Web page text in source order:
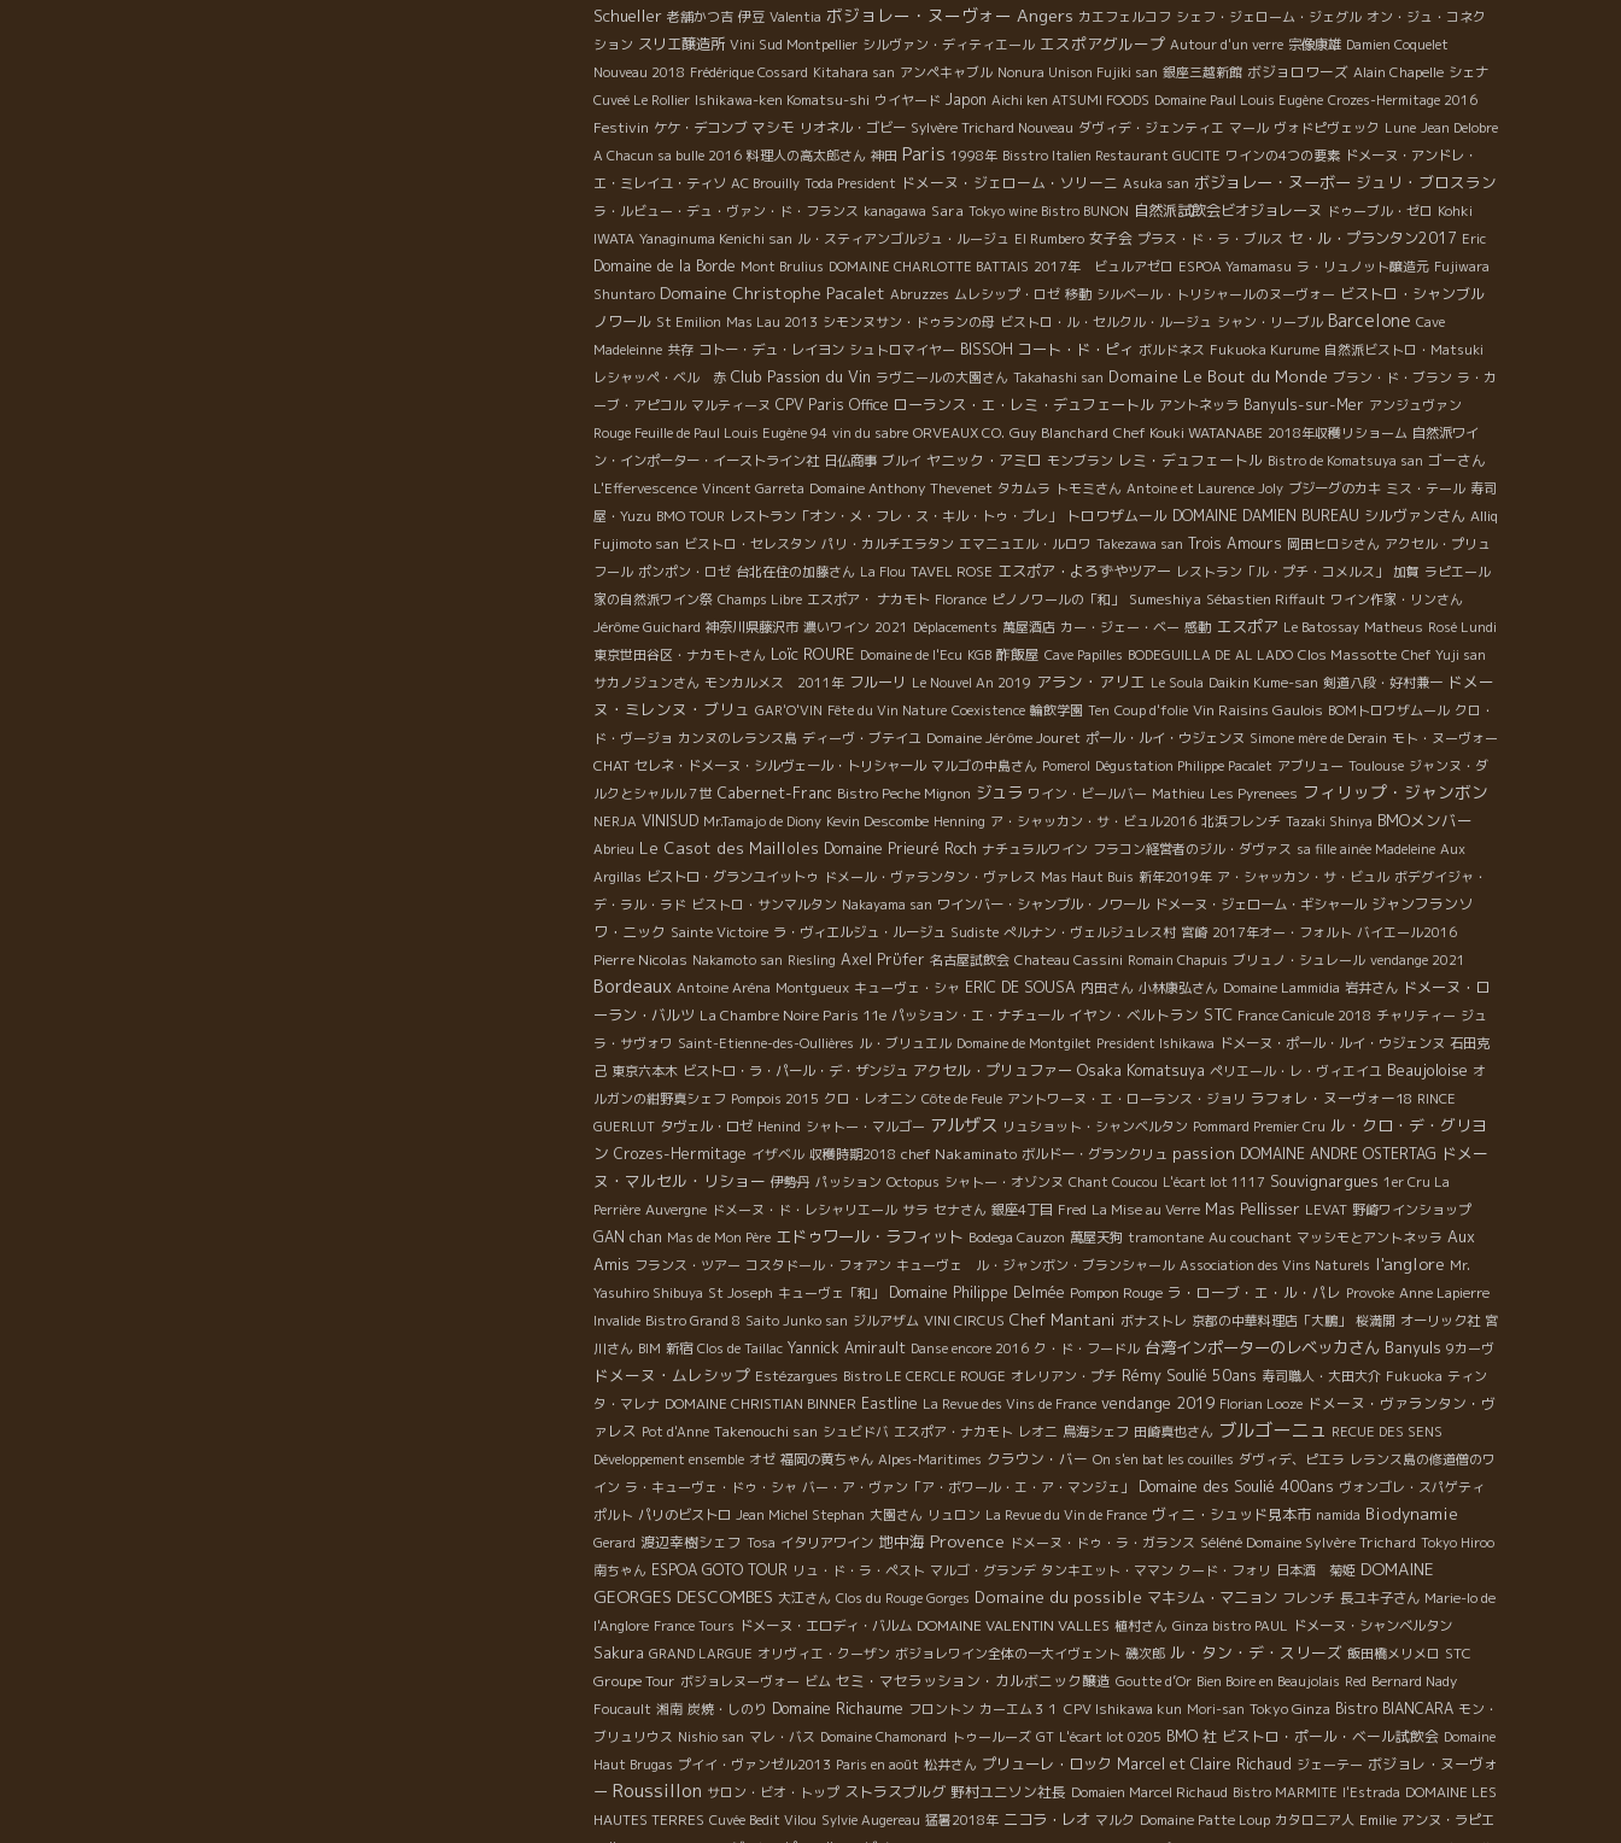
Schueller 老舗かつ吉 伊豆 Valentia ボジョレー・ヌーヴォー Angers カエフェルコフ シェフ・ジェローム・ジェグル オン・ジュ・コネク
ション スリエ醸造所 Vini Sud Montpellier シルヴァン・ディティエール エスポアグループ Autour d'un verre 宗像康雄 Damien Coquelet
Nouveau 2018 Frédérique Cossard Kitahara san アンペキャブル Nonura Unison Fujiki san 銀座三越新館 ボジョロワーズ Alain Chapelle シェナ
Cuveé Le Rollier Ishikawa-ken Komatsu-shi ウイヤード Japon Aichi ken ATSUMI FOODS Domaine Paul Louis Eugène Crozes-Hermitage 2016
Festivin ケケ・デコンブ マシモ リオネル・ゴビー Sylvère Trichard Nouveau ダヴィデ・ジェンティエ マール ヴォドピヴェック Lune Jean Delobre
A Chacun sa bulle 2016 料理人の高太郎さん 神田 Paris 1998年 Bisstro Italien Restaurant GUCITE ワインの4つの要素 ドメーヌ・アンドレ・
エ・ミレイユ・ティソ AC Brouilly Toda President ドメーヌ・ジェローム・ソリーニ Asuka san ボジョレー・ヌーボー ジュリ・ブロスラン
ラ・ルビュー・デュ・ヴァン・ド・フランス kanagawa Sara Tokyo wine Bistro BUNON 自然派試飲会ビオジョレーヌ ドゥーブル・ゼロ Kohki
IWATA Yanaginuma Kenichi san ル・スティアンゴルジュ・ルージュ El Rumbero 女子会 プラス・ド・ラ・ブルス セ・ル・プランタン2017 Eric
Domaine de la Borde Mont Brulius DOMAINE CHARLOTTE BATTAIS 2017年 ビュルアゼロ ESPOA Yamamasu ラ・リュノット醸造元 Fujiwara
Shuntaro Domaine Christophe Pacalet Abruzzes ムレシップ・ロゼ 移動 シルベール・トリシャールのヌーヴォー ビストロ・シャンブル
ノワール St Emilion Mas Lau 2013 シモンヌサン・ドゥランの母 ビストロ・ル・セルクル・ルージュ シャン・リーブル Barcelone Cave
Madeleinne 共存 コトー・デュ・レイヨン シュトロマイヤー BISSOH コート・ド・ピィ ボルドネス Fukuoka Kurume 自然派ビストロ・Matsuki
レシャッペ・ベル 赤 Club Passion du Vin ラヴニールの大園さん Takahashi san Domaine Le Bout du Monde ブラン・ド・ブラン ラ・カ
ーブ・アピコル マルティーヌ CPV Paris Office ローランス・エ・レミ・デュフェートル アントネッラ Banyuls-sur-Mer アンジュヴァン
Rouge Feuille de Paul Louis Eugène 94 vin du sabre ORVEAUX CO. Guy Blanchard Chef Kouki WATANABE 2018年収穫リショーム 自然派ワイ
ン・インポーター・イーストライン社 日仏商事 ブルイ ヤニック・アミロ モンブラン レミ・デュフェートル Bistro de Komatsuya san ゴーさん
L'Effervescence Vincent Garreta Domaine Anthony Thevenet タカムラ トモミさん Antoine et Laurence Joly ブジーグのカキ ミス・テール 寿司
屋・Yuzu BMO TOUR レストラン「オン・メ・フレ・ス・キル・トゥ・プレ」 トロワザムール DOMAINE DAMIEN BUREAU シルヴァンさん Alliq
Fujimoto san ビストロ・セレスタン パリ・カルチエラタン エマニュエル・ルロワ Takezawa san Trois Amours 岡田ヒロシさん アクセル・プリュ
フール ポンポン・ロゼ 台北在住の加藤さん La Flou TAVEL ROSE エスポア・よろずやツアー レストラン「ル・プチ・コメルス」 加賀 ラピエール
家の自然派ワイン祭 Champs Libre エスポア・ ナカモト Florance ピノノワールの「和」 Sumeshiya Sébastien Riffault ワイン作家・リンさん
Jérôme Guichard 神奈川県藤沢市 濃いワイン 2021 Déplacements 萬屋酒店 カー・ジェー・ベー 感動 エスポア Le Batossay Matheus Rosé Lundi
東京世田谷区・ナカモトさん Loïc ROURE Domaine de l'Ecu KGB 酢飯屋 Cave Papilles BODEGUILLA DE AL LADO Clos Massotte Chef Yuji san
サカノジュンさん モンカルメス 2011年 フルーリ Le Nouvel An 2019 アラン・アリエ Le Soula Daikin Kume-san 剣道八段・好村兼一 ドメー
ヌ・ミレンヌ・ブリュ GAR'O'VIN Fête du Vin Nature Coexistence 輪飲学園 Ten Coup d'folie Vin Raisins Gaulois BOMトロワザムール クロ・
ド・ヴージョ カンヌのレランス島 ディーヴ・ブテイユ Domaine Jérôme Jouret ポール・ルイ・ウジェンヌ Simone mère de Derain モト・ヌーヴォー
CHAT セレネ・ドメーヌ・シルヴェール・トリシャール マルゴの中島さん Pomerol Dégustation Philippe Pacalet アブリュー Toulouse ジャンヌ・ダ
ルクとシャルル７世 Cabernet-Franc Bistro Peche Mignon ジュラ ワイン・ビールバー Mathieu Les Pyrenees フィリップ・ジャンボン
NERJA VINISUD Mr.Tamajo de Diony Kevin Descombe Henning ア・シャッカン・サ・ビュル2016 北浜フレンチ Tazaki Shinya BMOメンバー
Abrieu Le Casot des Mailloles Domaine Prieuré Roch ナチュラルワイン フラコン経営者のジル・ダヴァス sa fille ainée Madeleine Aux
Argillas ビストロ・グランユイットゥ ドメール・ヴァランタン・ヴァレス Mas Haut Buis 新年2019年 ア・シャッカン・サ・ビュル ボデグイジャ・
デ・ラル・ラド ビストロ・サンマルタン Nakayama san ワインバー・シャンブル・ノワール ドメーヌ・ジェローム・ギシャール ジャンフランソ
ワ・ニック Sainte Victoire ラ・ヴィエルジュ・ルージュ Sudiste ぺルナン・ヴェルジュレス村 宮崎 2017年オー・フォルト バイエール2016
Pierre Nicolas Nakamoto san Riesling Axel Prϋfer 名古屋試飲会 Chateau Cassini Romain Chapuis ブリュノ・シュレール vendange 2021
Bordeaux Antoine Aréna Montgueux キューヴェ・シャ ERIC DE SOUSA 内田さん 小林康弘さん Domaine Lammidia 岩井さん ドメーヌ・ロ
ーラン・バルツ La Chambre Noire Paris 11e パッション・エ・ナチュール イヤン・ベルトラン STC France Canicule 2018 チャリティー ジュ
ラ・サヴォワ Saint-Etienne-des-Oullières ル・ブリュエル Domaine de Montgilet President Ishikawa ドメーヌ・ポール・ルイ・ウジェンヌ 石田克
己 東京六本木 ビストロ・ラ・パール・デ・ザンジュ アクセル・プリュファー Osaka Komatsuya ペリエール・レ・ヴィエイユ Beaujoloise オ
ルガンの紺野真シェフ Pompois 2015 クロ・レオニン Côte de Feule アントワーヌ・エ・ローランス・ジョリ ラフォレ・ヌーヴォー18 RINCE
GUERLUT タヴェル・ロゼ Henind シャトー・マルゴー アルザス リュショット・シャンベルタン Pommard Premier Cru ル・クロ・デ・グリヨ
ン Crozes-Hermitage イザベル 収穫時期2018 chef Nakaminato ボルドー・グランクリュ passion DOMAINE ANDRE OSTERTAG ドメー
ヌ・マルセル・リショー 伊勢丹 パッション Octopus シャトー・オゾンヌ Chant Coucou L'écart lot 1117 Souvignargues 1er Cru La
Perrière Auvergne ドメーヌ・ド・レシャリエール サラ セナさん 銀座4丁目 Fred La Mise au Verre Mas Pellisser LEVAT 野崎ワインショップ
GAN chan Mas de Mon Père エドゥワール・ラフィット Bodega Cauzon 萬屋天狗 tramontane Au couchant マッシモとアントネッラ Aux
Amis フランス・ツアー コスタドール・フォアン キューヴェ ル・ジャンボン・ブランシャール Association des Vins Naturels l'anglore Mr.
Yasuhiro Shibuya St Joseph キューヴェ「和」 Domaine Philippe Delmée Pompon Rouge ラ・ローブ・エ・ル・パレ Provoke Anne Lapierre
Invalide Bistro Grand 8 Saito Junko san ジルアザム VINI CIRCUS Chef Mantani ボナストレ 京都の中華料理店「大鵬」 桜満開 オーリック社 宮
川さん BIM 新宿 Clos de Taillac Yannick Amirault Danse encore 2016 ク・ド・フードル 台湾インポーターのレベッカさん Banyuls 9カーヴ
ドメーヌ・ムレシップ Estézargues Bistro LE CERCLE ROUGE オレリアン・プチ Rémy Soulié 50ans 寿司職人・大田大介 Fukuoka ティン
タ・マレナ DOMAINE CHRISTIAN BINNER Eastline La Revue des Vins de France vendange 2019 Florian Looze ドメーヌ・ヴァランタン・ヴ
ァレス Pot d'Anne Takenouchi san シュビドバ エスポア・ナカモト レオニ 鳥海シェフ 田崎真也さん ブルゴーニュ RECUE DES SENS
Développement ensemble オゼ 福岡の黄ちゃん Alpes-Maritimes クラウン・バー On s'en bat les couilles ダヴィデ、ピエラ レランス島の修道僧のワ
イン ラ・キューヴェ・ドゥ・シャ バー・ア・ヴァン「ア・ボワール・エ・ア・マンジェ」 Domaine des Soulié 400ans ヴォンゴレ・スパゲティ
ポルト パリのビストロ Jean Michel Stephan 大園さん リュロン La Revue du Vin de France ヴィニ・シュッド見本市 namida Biodynamie
Gerard 渡辺幸樹シェフ Tosa イタリアワイン 地中海 Provence ドメーヌ・ドゥ・ラ・ガランス Séléné Domaine Sylvère Trichard Tokyo Hiroo
南ちゃん ESPOA GOTO TOUR リュ・ド・ラ・ペスト マルゴ・グランデ タンキエット・ママン クード・フォリ 日本酒 菊姫 DOMAINE
GEORGES DESCOMBES 大江さん Clos du Rouge Gorges Domaine du possible マキシム・マニョン フレンチ 長ユキ子さん Marie-lo de
l'Anglore France Tours ドメーヌ・エロディ・バルム DOMAINE VALENTIN VALLES 植村さん Ginza bistro PAUL ドメーヌ・シャンベルタン
Sakura GRAND LARGUE オリヴィエ・クーザン ボジョレワイン全体の一大イヴェント 磯次郎 ル・タン・デ・スリーズ 飯田橋メリメロ STC
Groupe Tour ボジョレヌーヴォー ビム セミ・マセラッション・カルボニック醸造 Goutte d’Or Bien Boire en Beaujolais Red Bernard Nady
Foucault 湘南 炭焼・しのり Domaine Richaume フロントン カーエム３１ CPV Ishikawa kun Mori-san Tokyo Ginza Bistro BIANCARA モン・
ブリュリウス Nishio san マレ・バス Domaine Chamonard トゥールーズ GT L'écart lot 0205 BMO 社 ビストロ・ポール・ベール試飲会 Domaine
Haut Brugas プイイ・ヴァンゼル2013 Paris en août 松井さん プリューレ・ロック Marcel et Claire Richaud ジェーテー ボジョレ・ヌーヴォ
ー Roussillon サロン・ビオ・トップ ストラスブルグ 野村ユニソン社長 Domaien Marcel Richaud Bistro MARMITE l'Estrada DOMAINE LES
HAUTES TERRES Cuvée Bedit Vilou Sylvie Augereau 猛暑2018年 ニコラ・レオ マルク Domaine Patte Loup カタロニア人 Emilie アンヌ・ラピエ